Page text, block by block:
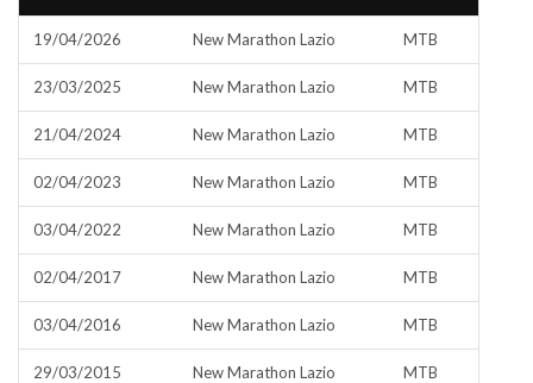
19/04/2026 New Marathon Lazio MTB
23/03/2025 New Marathon Lazio MTB
21/04/2024 New Marathon Lazio MTB
02/04/2023 New Marathon Lazio MTB
03/04/2022 New Marathon Lazio MTB
02/04/2017 New Marathon Lazio MTB
03/04/2016 New Marathon Lazio MTB
29/03/2015 New Marathon Lazio MTB